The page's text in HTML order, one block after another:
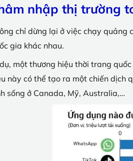
nhập thị trường
chỉ dừng lại ở việc chạy quảng
gia khác nhau.
một thương hiệu thời trang
này có thể tạo ra một chiến dịch
sống ở Canada, Mỹ, Australia,…